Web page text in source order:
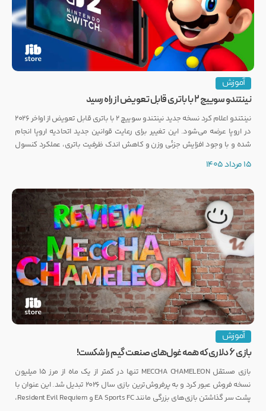
آموزش
نینتندو سوییچ ۲ با باتری قابل تعویض از راه رسید
نینتندو اعلام کرد نسخه جدید نینتندو سوییچ ۲ با باتری قابل تعویض از اواخر ۲۰۲۶
در اروپا عرضه می‌شود. این تغییر برای رعایت قوانین جدید اتحادیه اروپا انجام
شده و با وجود افزایش جزئی وزن و کاهش اندک ظرفیت باتری، عملکرد کنسول
15 مرداد 1405
آموزش
بازی ۶ دلاری که همه غول‌های صنعت گیم را شکست!
بازی مستقل MECCHA CHAMELEON تنها در کمتر از یک ماه از مرز ۱۵ میلیون
نسخه فروش عبور کرد و به پرفروش‌ترین بازی سال ۲۰۲۶ تبدیل شد. این عنوان با
پشت سر گذاشتن بازی‌های بزرگی مانند EA Sports FC و Resident Evil Requiem،